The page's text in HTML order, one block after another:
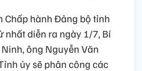
Chấp hành Đảng bộ tỉnh
nhất diễn ra ngày 1/7, Bí
ông Nguyễn Văn
ủy sẽ phân công các